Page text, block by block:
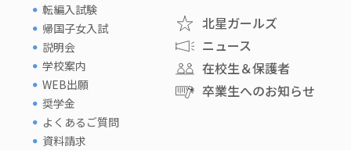
転編入試験
帰国子女入試
説明会
学校案内
WEB出願
奨学金
よくあるご質問
資料請求
北星ガールズ
ニュース
在校生＆保護者
卒業生へのお知らせ